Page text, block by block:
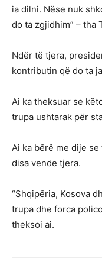
ia dilni. Nëse nuk
do ta zgjidhim” – tha
Ndër të tjera,
kontributin që do ta
Ai ka theksuar se
trupa ushtarak për
Ai ka bërë me dije
disa vende tjera.
“Shqipëria, Kosova
trupa dhe forca
theksoi ai.